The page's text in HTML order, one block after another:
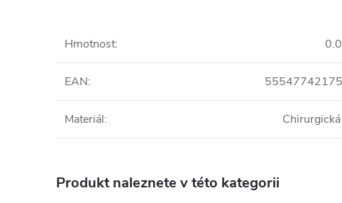
Hmotnost:
EAN:
Materiál:
Produkt naleznete v této kategorii